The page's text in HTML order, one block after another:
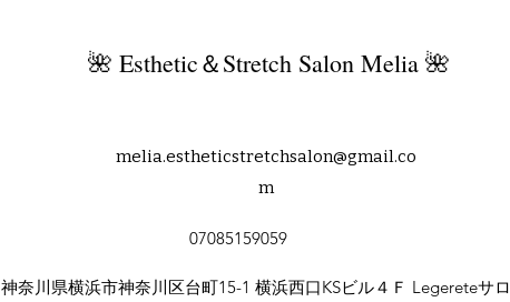
🌺 Esthetic＆Stretch Salon Melia 🌺
melia.estheticstretchsalon@gmail.co
m
07085159059
神奈川県横浜市神奈川区台町15-1 横浜西口KSビル４Ｆ Legereteサ